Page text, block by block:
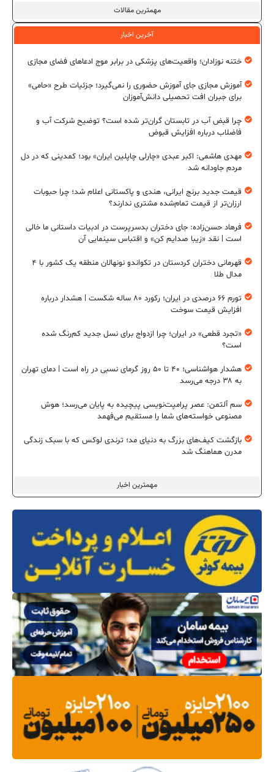
مهمترین مقالات
آخرین اخبار
مهمترین اخبار
ختنه نوزادان؛ واقعیت‌های پزشکی در برابر موج ادعاهای فضای مجازی
آموزش مجازی جای آموزش حضوری را نمی‌گیرد؛ جزئیات طرح «حامی»
برای جبران افت تحصیلی دانش‌آموزان
چرا قبض آب در تابستان گران‌تر شده است؟ توضیح شرکت آب و
فاضلاب درباره افزایش قبوض
مهدی هاشمی: اکبر عبدی «چارلی چاپلین ایران» بود؛ کمدینی که در دل
مردم جاودانه شد
قیمت جدید برنج ایرانی، هندی و پاکستانی اعلام شد؛ چرا حبوبات
ارزان‌تر از قیمت تمام‌شده مشتری ندارند؟
فرهاد حسن‌زاده: جای دختران بدسرپرست در ادبیات داستانی ما خالی
است | نقد «زیبا صدایم کن» و اقتباس سینمایی آن
قهرمانی دختران کردستان در تکواندو نونهالان منطقه یک کشور با ۴
مدال طلا
تورم ۶۶ درصدی در ایران؛ رکورد ۸۰ ساله شکست | هشدار درباره
افزایش قیمت سوخت
«تجرد قطعی» در ایران؛ چرا ازدواج برای نسل جدید کم‌رنگ شده
است؟
هشدار هواشناسی؛ ۴۰ تا ۵۰ روز گرمای نسبی در راه است | دمای تهران
به ۳۸ درجه می‌رسد
سم آلتمن: عصر پرامپت‌نویسی پیچیده به پایان می‌رسد؛ هوش
مصنوعی خواسته‌های شما را مستقیم می‌فهمد
بازگشت کیف‌های بزرگ به دنیای مد؛ ترندی لوکس که با سبک زندگی
مدرن هماهنگ شد